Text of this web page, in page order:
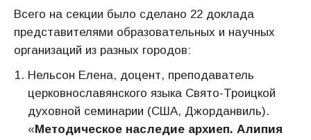
Всего на секции было сделано 22 доклада
представителями образовательных и научных
организаций из разных городов:
Нельсон Елена, доцент, преподаватель
церковнославянского языка Свято-Троицкой
духовной семинарии (США, Джорданвиль).
«Методическое наследие архиеп. Алипия